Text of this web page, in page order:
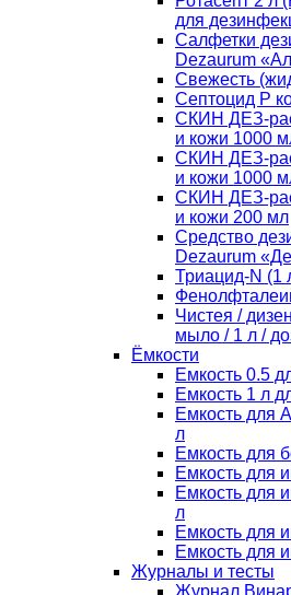
для
Салфетки
Dezaurum
Свежесть
Септоцид Р
СКИН ДЕЗ-
и кожи 1000
СКИН ДЕЗ-
и кожи 1000
СКИН ДЕЗ-
и кожи 200 мл
Средство
Dezaurum
Триацид-N (1
Чистея /
мыло / 1 л /
Ёмкости
Емкость 0.5
Емкость 1 л
Емкость для
л
Емкость для
Емкость для
Емкость для
л
Емкость для
Емкость для
Журналы и тесты
Журнал